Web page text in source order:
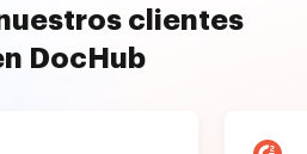
clientes
DocHub